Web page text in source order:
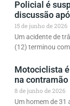
Policial é
discussão
15 de junho de 2026
Um acidente de
(12) terminou
Motociclista
na
8 de junho de 2026
Um homem de